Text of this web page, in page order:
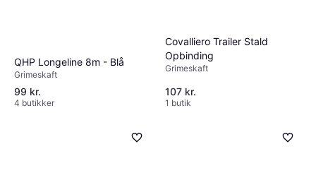
QHP Longeline 8m - Blå
Grimeskaft
99 kr.
4 butikker
Covalliero Trailer Stald
Opbinding
Grimeskaft
107 kr.
1 butik